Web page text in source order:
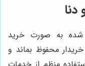
شده به صورت خرید
محفوظ بماند و